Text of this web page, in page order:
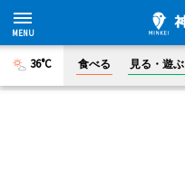
36°C 食べる 見る・遊ぶ